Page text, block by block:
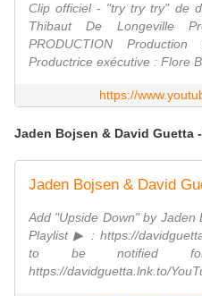
Clip officiel - "try try try" de
Thibaut De Longeville
PRODUCTION
Productrice exécutive : Flore
https://
Jaden Bojsen & David Guetta
Add "Upside Down" by
Playlist ▶ : https://
to be notified
https://davidguetta.lnk.to/